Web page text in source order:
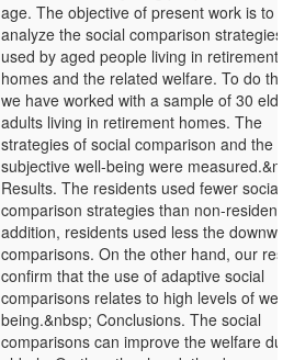
age. The objective of present work is to
analyze the social comparison strategies
used by aged people living in retirement
homes and the related welfare. To do this
we have worked with a sample of 30
adults living in retirement homes. The
strategies of social comparison and the
subjective well-being were
Results. The residents used fewer social
comparison strategies than non-
addition, residents used less the
comparisons. On the other hand, our
confirm that the use of adaptive social
comparisons relates to high levels of well-
being.&nbsp; Conclusions. The social
comparisons can improve the welfare